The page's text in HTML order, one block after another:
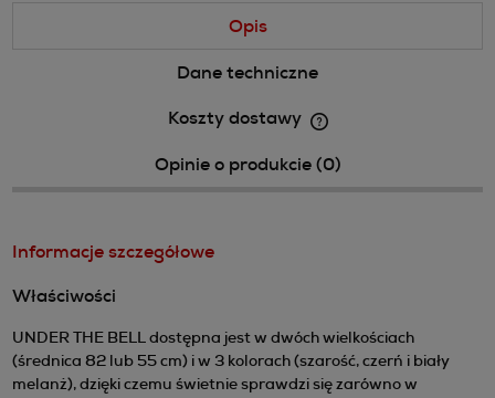
Opis
Dane techniczne
Koszty dostawy
Opinie o produkcie (0)
Informacje szczegółowe
Właściwości
UNDER THE BELL dostępna jest w dwóch wielkościach
(średnica 82 lub 55 cm) i w 3 kolorach (szarość, czerń i biały
melanż), dzięki czemu świetnie sprawdzi się zarówno w